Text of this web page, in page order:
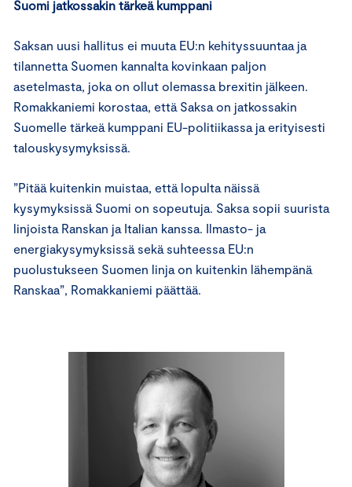
Suomi jatkossakin tärkeä kumppani
Saksan uusi hallitus ei muuta EU:n kehityssuuntaa ja
tilannetta Suomen kannalta kovinkaan paljon
asetelmasta, joka on ollut olemassa brexitin jälkeen.
Romakkaniemi korostaa, että Saksa on jatkossakin
Suomelle tärkeä kumppani EU-politiikassa ja erityisesti
talouskysymyksissä.
”Pitää kuitenkin muistaa, että lopulta näissä
kysymyksissä Suomi on sopeutuja. Saksa sopii suurista
linjoista Ranskan ja Italian kanssa. Ilmasto- ja
energiakysymyksissä sekä suhteessa EU:n
puolustukseen Suomen linja on kuitenkin lähempänä
Ranskaa”, Romakkaniemi päättää.